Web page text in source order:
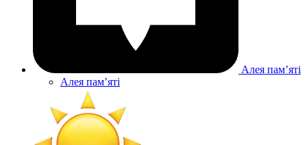
Алея памʼяті
Алея памʼяті